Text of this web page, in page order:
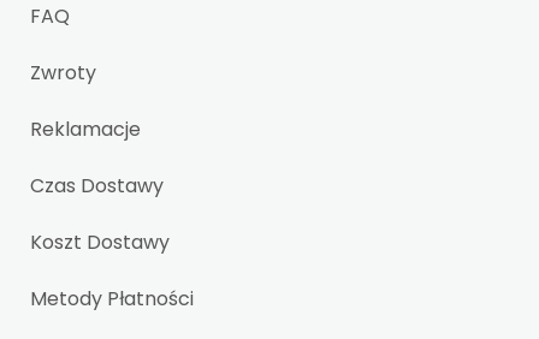
FAQ
Zwroty
Reklamacje
Czas Dostawy
Koszt Dostawy
Metody Płatności